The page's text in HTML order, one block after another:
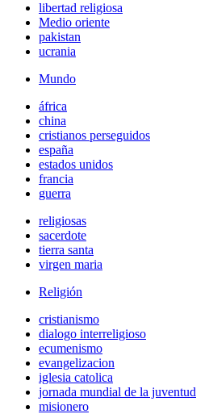
libertad religiosa
Medio oriente
pakistan
ucrania
Mundo
áfrica
china
cristianos perseguidos
españa
estados unidos
francia
guerra
religiosas
sacerdote
tierra santa
virgen maria
Religión
cristianismo
dialogo interreligioso
ecumenismo
evangelizacion
iglesia catolica
jornada mundial de la juventud
misionero